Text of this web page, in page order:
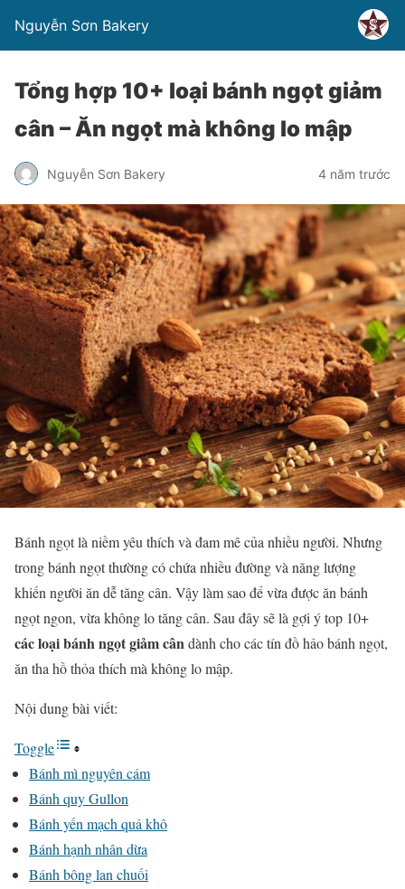
Nguyễn Sơn Bakery
Tổng hợp 10+ loại bánh ngọt giảm
cân – Ăn ngọt mà không lo mập
Nguyễn Sơn Bakery 4 năm trước
Bánh ngọt là niềm yêu thích và đam mê của nhiều người. Nhưng
trong bánh ngọt thường có chứa nhiều đường và năng lượng
khiến người ăn dễ tăng cân. Vậy làm sao để vừa được ăn bánh
ngọt ngon, vừa không lo tăng cân. Sau đây sẽ là gợi ý top 10+
các loại bánh ngọt giảm cândành cho các tín đồ hảo bánh ngọt,
ăn tha hồ thỏa thích mà không lo mập.
Nội dung bài viết:
Toggle
Bánh mì nguyên cám
Bánh quy Gullon
Bánh yến mạch quả khô
Bánh hạnh nhân dừa
Bánh bông lan chuối